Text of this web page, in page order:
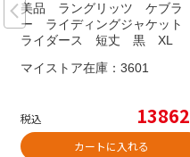
美品 ラングリッツ ケブラ
ー ライディングジャケット
ライダース 短丈 黒 XL
マイストア在庫： 3601
税込 13862
カートに入れる